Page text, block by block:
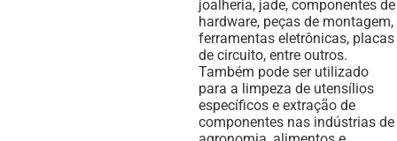
joalheria, jade, componentes de
hardware, peças de montagem,
ferramentas eletrônicas, placas
de circuito, entre outros.
Também pode ser utilizado
para a limpeza de utensílios
específicos e extração de
componentes nas indústrias de